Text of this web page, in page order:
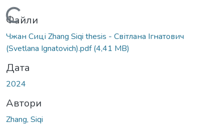
Вантажиться...
Файли
Чжан Сиці Zhang Siqi thesis - Світлана Ігнатович
(Svetlana Ignatovich).pdf(4,41 MB)
Дата
2024
Автори
Zhang, Siqi